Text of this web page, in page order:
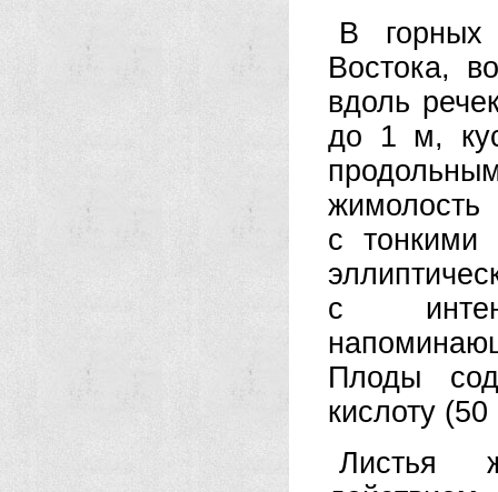
В горных
Востока,
вдоль
до 1 м,
с тонкими
с
Плоды
кислоту (50
Листья